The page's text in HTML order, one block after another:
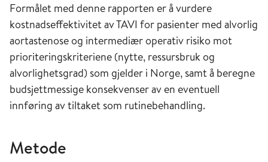
Formålet med denne rapporten er å vurdere
kostnadseffektivitet av TAVI for pasienter med alvorlig
aortastenose og intermediær operativ risiko mot
prioriteringskriteriene (nytte, ressursbruk og
alvorlighetsgrad) som gjelder i Norge, samt å beregne
budsjettmessige konsekvenser av en eventuell
innføring av tiltaket som rutinebehandling.
Metode